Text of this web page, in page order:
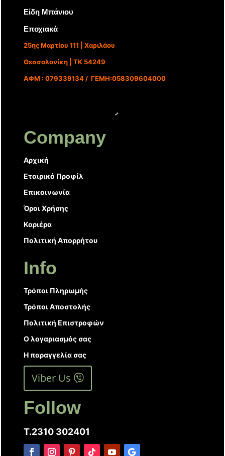
Είδη Μπάνιου
Εποχιακά
25ης Μαρτίου 111 | Χαριλάου
Θεσσαλονίκη | ΤΚ 54249
ΑΦΜ : 079339134 / ΓΕΜΗ:058309604000
Company
Αρχική
Εταιρικό Προφίλ
Επικοινωνία
Όροι Χρήσης
Καριέρα
Πολιτική Απορρήτου
Info
Τρόποι Πληρωμής
Τρόποι Αποστολής
Πολιτική Επιστροφών
Ο λογαριασμός σας
Η παραγγελία σας
Viber Us
Follow
T.2310 302401